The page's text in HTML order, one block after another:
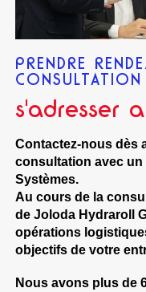
PRENDRE
CONSULTATION
s'adresser
Contactez-nous dès
consultation avec un
Systèmes.
Au cours de la
de Joloda Hydraroll
opérations
objectifs de votre
Nous avons plus de